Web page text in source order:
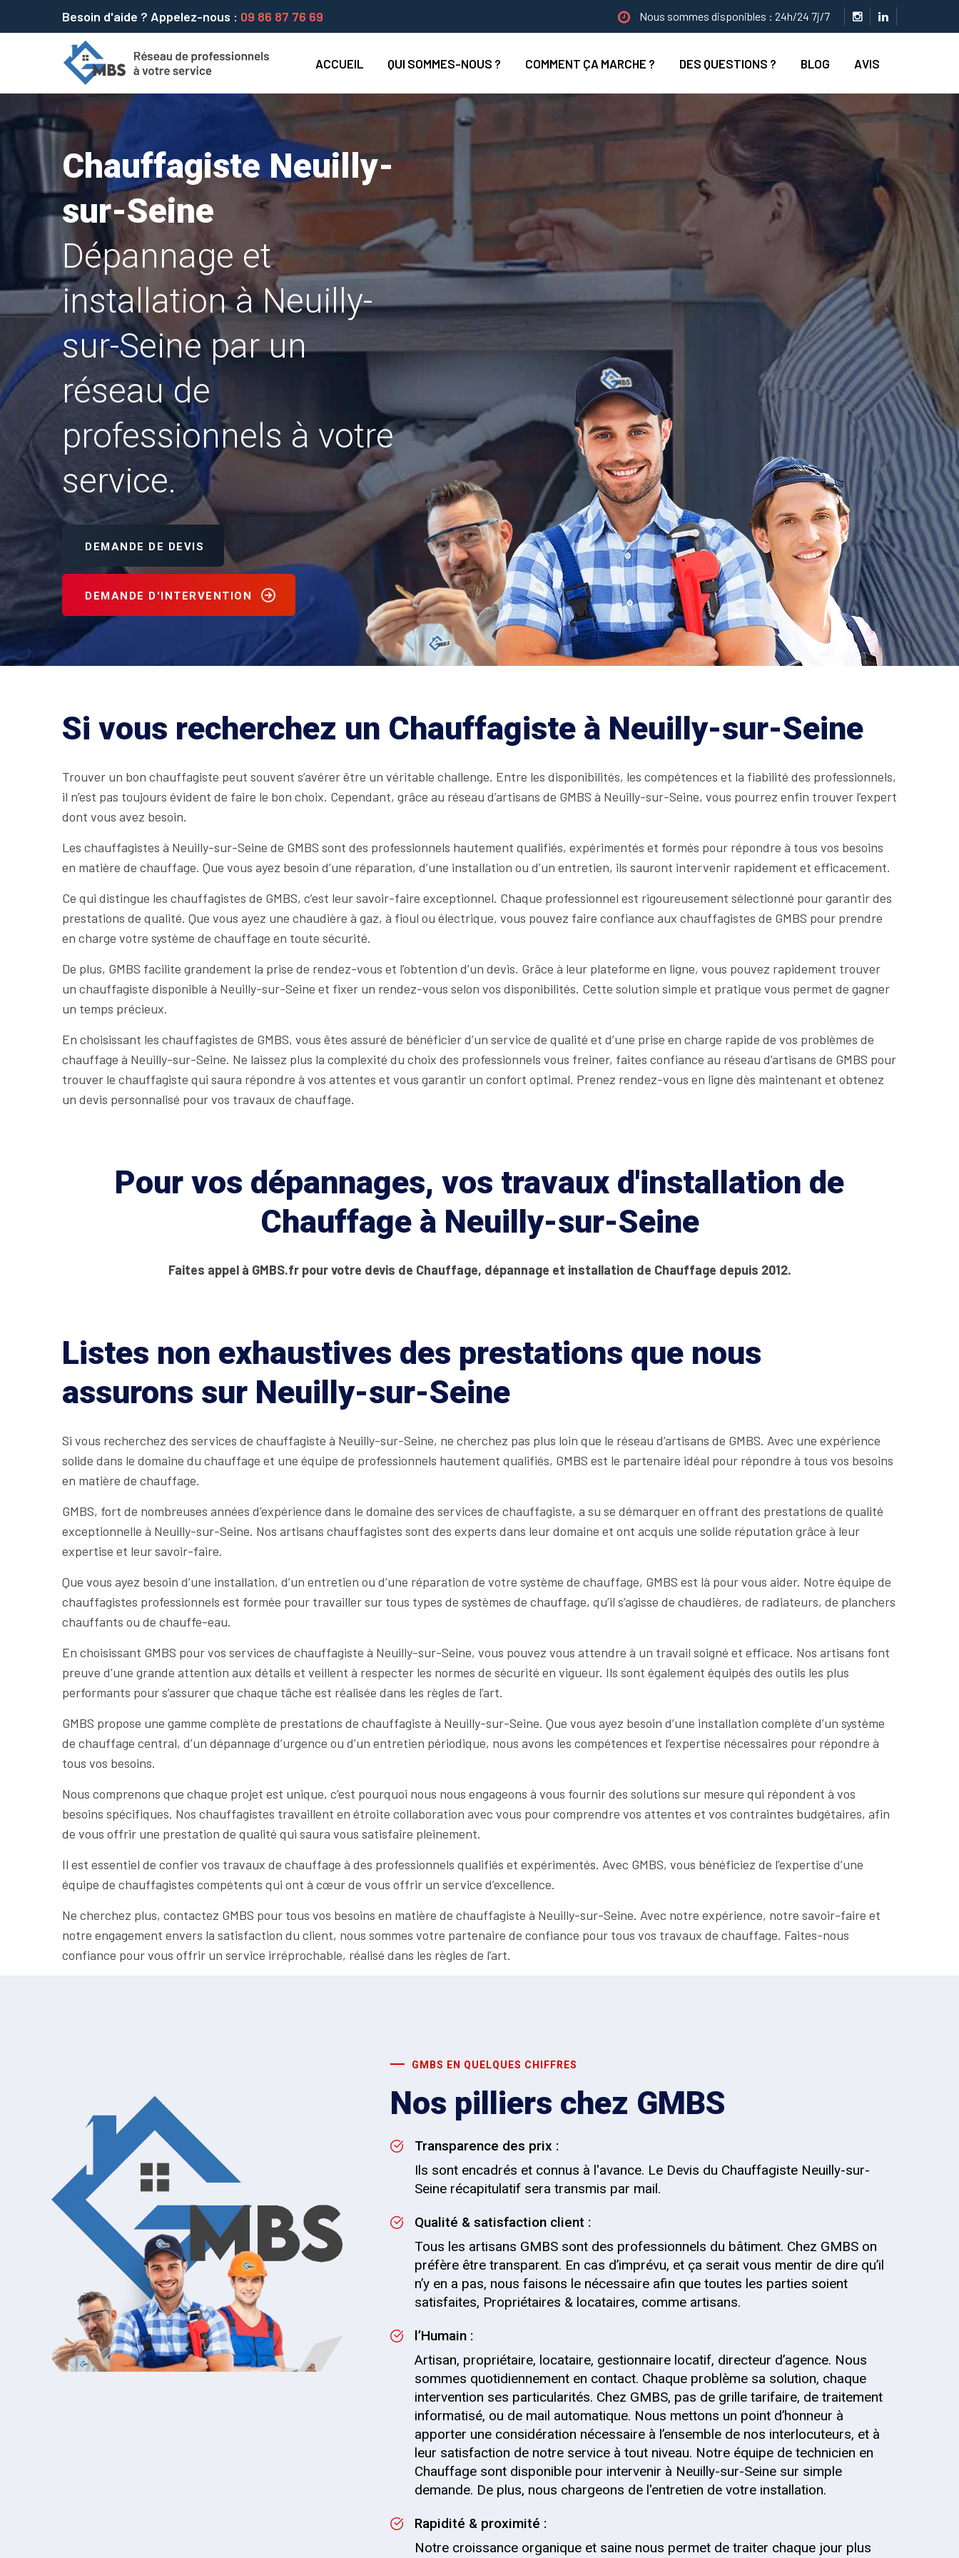
Besoin d'aide ? Appelez-nous : 09 86 87 76 69 Nous sommes disponibles : 24h/24 7j/7
ACCUEIL QUI SOMMES-NOUS ? COMMENT ÇA MARCHE ? DES QUESTIONS ? BLOG AVIS
Chauffagiste Neuilly-
sur-Seine
Dépannage et
installation à Neuilly-
sur-Seine par un
réseau de
professionnels à votre
service.
DEMANDE DE DEVIS
DEMANDE D'INTERVENTION
Si vous recherchez un Chauffagiste à Neuilly-sur-Seine
Trouver un bon chauffagiste peut souvent s’avérer être un véritable challenge. Entre les disponibilités, les compétences et la fiabilité des professionnels,
il n’est pas toujours évident de faire le bon choix. Cependant, grâce au réseau d’artisans de GMBS à Neuilly-sur-Seine, vous pourrez enfin trouver l’expert
dont vous avez besoin.
Les chauffagistes à Neuilly-sur-Seine de GMBS sont des professionnels hautement qualifiés, expérimentés et formés pour répondre à tous vos besoins
en matière de chauffage. Que vous ayez besoin d’une réparation, d’une installation ou d’un entretien, ils sauront intervenir rapidement et efficacement.
Ce qui distingue les chauffagistes de GMBS, c’est leur savoir-faire exceptionnel. Chaque professionnel est rigoureusement sélectionné pour garantir des
prestations de qualité. Que vous ayez une chaudière à gaz, à fioul ou électrique, vous pouvez faire confiance aux chauffagistes de GMBS pour prendre
en charge votre système de chauffage en toute sécurité.
De plus, GMBS facilite grandement la prise de rendez-vous et l’obtention d’un devis. Grâce à leur plateforme en ligne, vous pouvez rapidement trouver
un chauffagiste disponible à Neuilly-sur-Seine et fixer un rendez-vous selon vos disponibilités. Cette solution simple et pratique vous permet de gagner
un temps précieux.
En choisissant les chauffagistes de GMBS, vous êtes assuré de bénéficier d’un service de qualité et d’une prise en charge rapide de vos problèmes de
chauffage à Neuilly-sur-Seine. Ne laissez plus la complexité du choix des professionnels vous freiner, faites confiance au réseau d’artisans de GMBS pour
trouver le chauffagiste qui saura répondre à vos attentes et vous garantir un confort optimal. Prenez rendez-vous en ligne dès maintenant et obtenez
un devis personnalisé pour vos travaux de chauffage.
Pour vos dépannages, vos travaux d'installation de
Chauffage à Neuilly-sur-Seine
Faites appel à GMBS.fr pour votre devis de Chauffage, dépannage et installation de Chauffage depuis 2012.
Listes non exhaustives des prestations que nous
assurons sur Neuilly-sur-Seine
Si vous recherchez des services de chauffagiste à Neuilly-sur-Seine, ne cherchez pas plus loin que le réseau d’artisans de GMBS. Avec une expérience
solide dans le domaine du chauffage et une équipe de professionnels hautement qualifiés, GMBS est le partenaire idéal pour répondre à tous vos besoins
en matière de chauffage.
GMBS, fort de nombreuses années d’expérience dans le domaine des services de chauffagiste, a su se démarquer en offrant des prestations de qualité
exceptionnelle à Neuilly-sur-Seine. Nos artisans chauffagistes sont des experts dans leur domaine et ont acquis une solide réputation grâce à leur
expertise et leur savoir-faire.
Que vous ayez besoin d’une installation, d’un entretien ou d’une réparation de votre système de chauffage, GMBS est là pour vous aider. Notre équipe de
chauffagistes professionnels est formée pour travailler sur tous types de systèmes de chauffage, qu’il s’agisse de chaudières, de radiateurs, de planchers
chauffants ou de chauffe-eau.
En choisissant GMBS pour vos services de chauffagiste à Neuilly-sur-Seine, vous pouvez vous attendre à un travail soigné et efficace. Nos artisans font
preuve d’une grande attention aux détails et veillent à respecter les normes de sécurité en vigueur. Ils sont également équipés des outils les plus
performants pour s’assurer que chaque tâche est réalisée dans les règles de l’art.
GMBS propose une gamme complète de prestations de chauffagiste à Neuilly-sur-Seine. Que vous ayez besoin d’une installation complète d’un système
de chauffage central, d’un dépannage d’urgence ou d’un entretien périodique, nous avons les compétences et l’expertise nécessaires pour répondre à
tous vos besoins.
Nous comprenons que chaque projet est unique, c’est pourquoi nous nous engageons à vous fournir des solutions sur mesure qui répondent à vos
besoins spécifiques. Nos chauffagistes travaillent en étroite collaboration avec vous pour comprendre vos attentes et vos contraintes budgétaires, afin
de vous offrir une prestation de qualité qui saura vous satisfaire pleinement.
Il est essentiel de confier vos travaux de chauffage à des professionnels qualifiés et expérimentés. Avec GMBS, vous bénéficiez de l’expertise d’une
équipe de chauffagistes compétents qui ont à cœur de vous offrir un service d’excellence.
Ne cherchez plus, contactez GMBS pour tous vos besoins en matière de chauffagiste à Neuilly-sur-Seine. Avec notre expérience, notre savoir-faire et
notre engagement envers la satisfaction du client, nous sommes votre partenaire de confiance pour tous vos travaux de chauffage. Faites-nous
confiance pour vous offrir un service irréprochable, réalisé dans les règles de l’art.
GMBS EN QUELQUES CHIFFRES
Nos pilliers chez GMBS
Transparence des prix :
Ils sont encadrés et connus à l'avance. Le Devis du Chauffagiste Neuilly-sur-
Seine récapitulatif sera transmis par mail.
Qualité & satisfaction client :
Tous les artisans GMBS sont des professionnels du bâtiment. Chez GMBS on
préfère être transparent. En cas d’imprévu, et ça serait vous mentir de dire qu’il
n’y en a pas, nous faisons le nécessaire afin que toutes les parties soient
satisfaites, Propriétaires & locataires, comme artisans.
l’Humain :
Artisan, propriétaire, locataire, gestionnaire locatif, directeur d’agence. Nous
sommes quotidiennement en contact. Chaque problème sa solution, chaque
intervention ses particularités. Chez GMBS, pas de grille tarifaire, de traitement
informatisé, ou de mail automatique. Nous mettons un point d’honneur à
apporter une considération nécessaire à l’ensemble de nos interlocuteurs, et à
leur satisfaction de notre service à tout niveau. Notre équipe de technicien en
Chauffage sont disponible pour intervenir à Neuilly-sur-Seine sur simple
demande. De plus, nous chargeons de l'entretien de votre installation.
Rapidité & proximité :
Notre croissance organique et saine nous permet de traiter chaque jour plus